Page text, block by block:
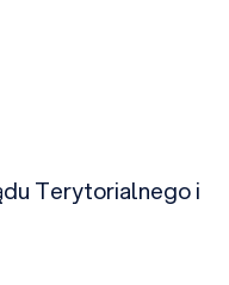
Terytorialnego i